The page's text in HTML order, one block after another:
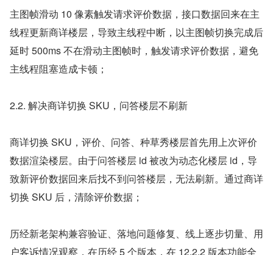
主图帧滑动 10 像素触发请求评价数据，接口数据回来在主
线程更新商详楼层，导致主线程中断，以主图帧切换完成后
延时 500ms 不在滑动主图帧时，触发请求评价数据，避免
主线程阻塞造成卡顿；
2.2. 解决商详切换 SKU，问答楼层不刷新
商详切换 SKU，评价、问答、种草秀楼层首先用上次评价
数据渲染楼层。由于问答楼层 id 被改为动态化楼层 id，导
致新评价数据回来后找不到问答楼层，无法刷新。通过商详
切换 SKU 后，清除评价数据；
历经新老架构兼容验证、落地问题修复、线上逐步切量、用
户客诉情况观察，在历经 5 个版本，在 12.2.2 版本功能全